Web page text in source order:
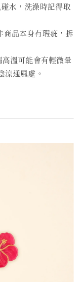
水，洗澡時記得取
品本身有瑕疵，拆
溫可能會有輕微暈
涼通風處。